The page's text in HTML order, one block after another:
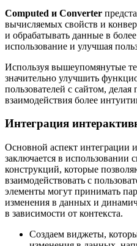
Computed и Converter
вычисляемых свойств и
и обрабатывать данные в
использование и улучшая
Используя вышеупомянутые
значительно улучшить
пользователей с сайтом,
взаимодействия более
Интеграция
Основной аспект интеграции
заключается в использовании
конструкций, которые
взаимодействовать с
элементы могут принимать
изменения в данных и
в зависимости от контекста.
Создаем виджеты,